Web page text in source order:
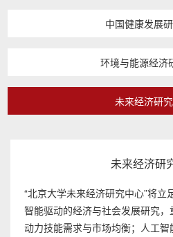
中国健康发展
环境与能源经济
未来经济研
未来经济研
“北京大学未来经济研究中心”将
智能驱动的经济与社会发展研究
动力技能需求与市场均衡；人工